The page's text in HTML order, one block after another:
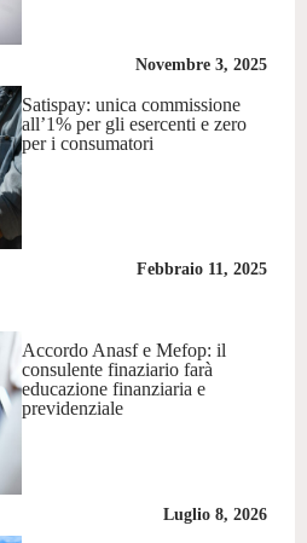
Novembre 3, 2025
Satispay: unica commissione
all’1% per gli esercenti e zero
per i consumatori
Febbraio 11, 2025
Accordo Anasf e Mefop: il
consulente finaziario farà
educazione finanziaria e
previdenziale
Luglio 8, 2026